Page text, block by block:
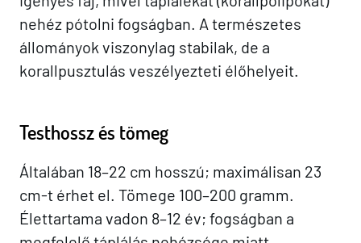
nehéz pótolni fogságban. A természetes
állományok viszonylag stabilak, de a
korallpusztulás veszélyezteti élőhelyeit.
Testhossz és tömeg
Általában 18–22 cm hosszú; maximálisan 23
cm-t érhet el. Tömege 100–200 gramm.
Élettartama vadon 8–12 év; fogságban a